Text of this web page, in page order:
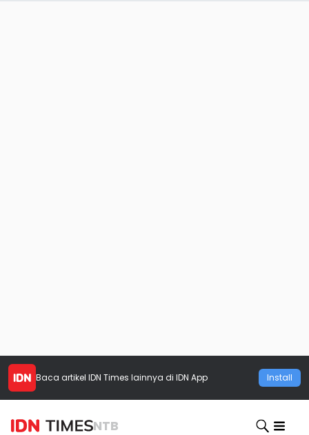
Baca artikel IDN Times lainnya di IDN App Install
NTB